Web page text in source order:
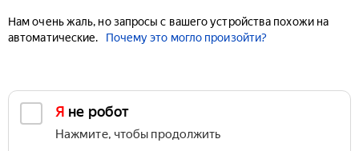
Нам очень жаль, но запросы с вашего устройства похожи на
автоматические.
Почему это могло произойти?
Я не робот
Нажмите, чтобы продолжить